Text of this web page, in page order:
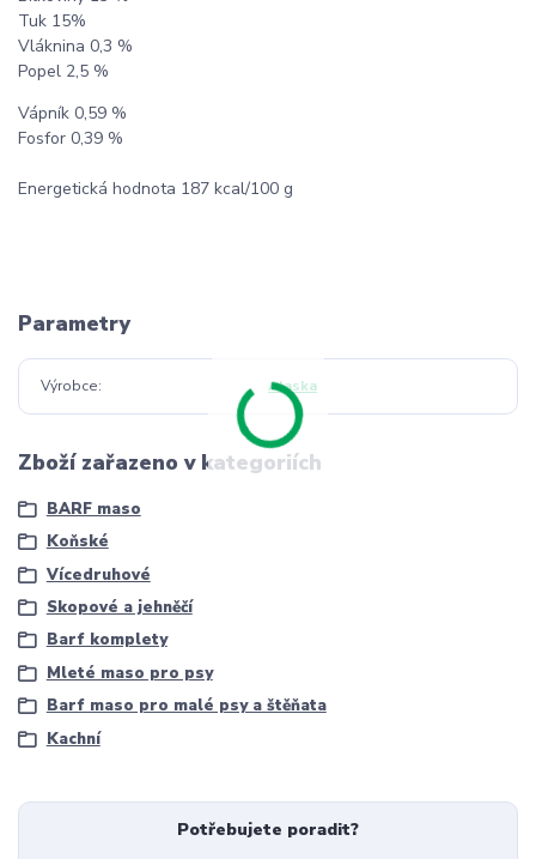
Tuk 15%
Vláknina 0,3 %
Popel 2,5 %
Vápník 0,59 %
Fosfor 0,39 %
Energetická hodnota 187 kcal/100 g
Parametry
Výrobce Alaska
Zboží zařazeno v kategoriích
BARF maso
Koňské
Vícedruhové
Skopové a jehněčí
Barf komplety
Mleté maso pro psy
Barf maso pro malé psy a štěňata
Kachní
Potřebujete poradit?